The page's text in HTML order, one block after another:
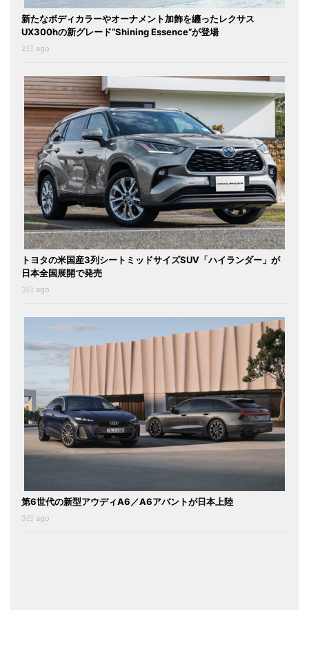
新たなボディカラーやオーナメント加飾を纏ったレクサス
UX300hの新グレード“Shining Essence”が登場
2日 ago
トヨタの米国産3列シートミッドサイズSUV「ハイランダー」が
日本全国展開で発売
3日 ago
第6世代の新型アウディA6／A6アバントが日本上陸
3日 ago